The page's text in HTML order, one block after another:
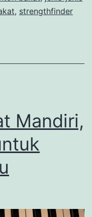
, strengthfinder
Mandiri,